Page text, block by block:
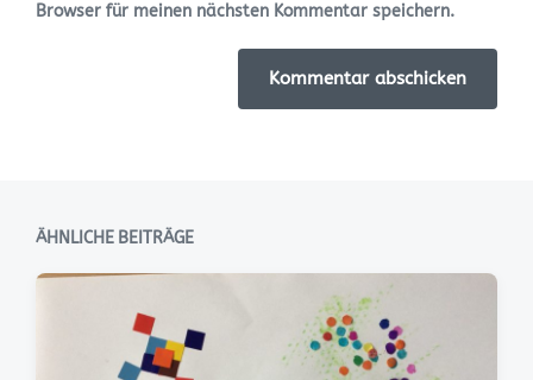
Browser für meinen nächsten Kommentar speichern.
ÄHNLICHE BEITRÄGE